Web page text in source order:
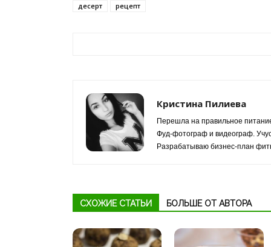
десерт
рецепт
Кристина Пилиева
Перешла на правильное
Фуд-фотограф и видеограф.
Разрабатываю бизнес-план
СХОЖИЕ СТАТЬИ БОЛЬШЕ ОТ АВТОРА